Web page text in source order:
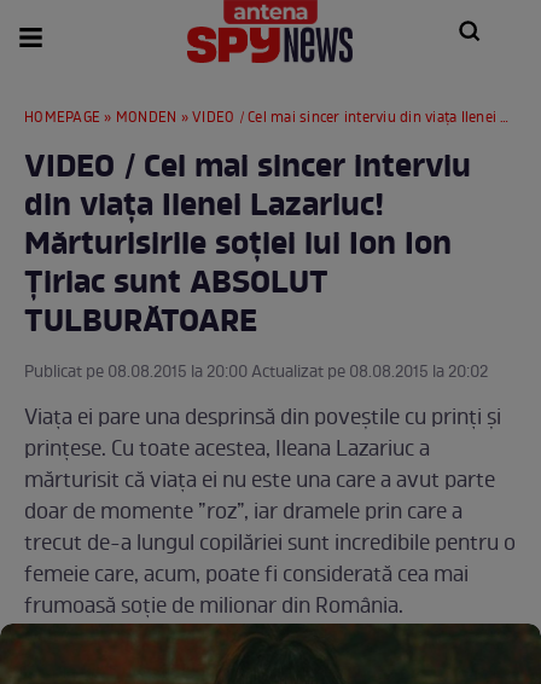
HOMEPAGE » MONDEN » VIDEO / Cel mai sincer interviu din viața Ilenei Lazariuc! Mărturisirile soției lui Ion Ion Țiriac sunt ABSOLUT TULBURĂTOARE
VIDEO / Cel mai sincer interviu
din viața Ilenei Lazariuc!
Mărturisirile soției lui Ion Ion
Țiriac sunt ABSOLUT
TULBURĂTOARE
Publicat pe 08.08.2015 la 20:00 Actualizat pe 08.08.2015 la 20:02
Viața ei pare una desprinsă din poveștile cu prinți și
prințese. Cu toate acestea, Ileana Lazariuc a
mărturisit că viața ei nu este una care a avut parte
doar de momente ”roz”, iar dramele prin care a
trecut de-a lungul copilăriei sunt incredibile pentru o
femeie care, acum, poate fi considerată cea mai
frumoasă soție de milionar din România.